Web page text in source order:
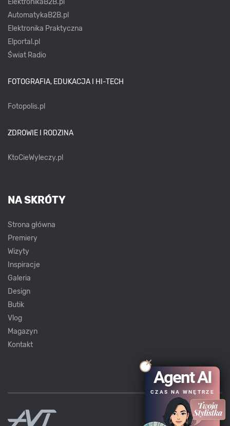
ElektronikaB2B.pl
AutomatykaB2B.pl
Elektronika Praktyczna
Elportal.pl
Świat Radio
FOTOGRAFIA, EDUKACJA I HI-TECH
Fotopolis.pl
ZDROWIE I RODZINA
KtoCieWyleczy.pl
NA SKRÓTY
Strona główna
Premiery
Wizyty
Inspiracje
Galeria
Design
Butik
Vlog
Magazyn
Kontakt
Agent AI
CZAS NA WNĘTRZE